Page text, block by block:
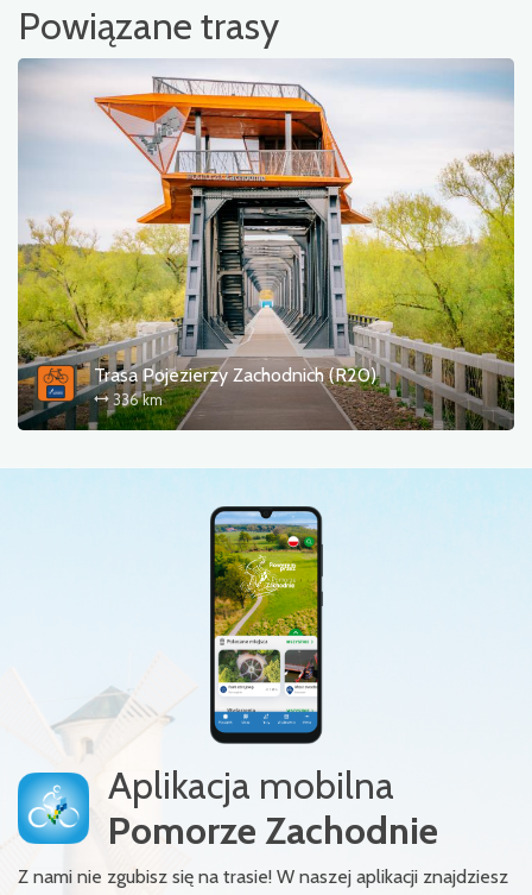
Powiązane trasy
Trasa Pojezierzy Zachodnich (R20)
336 km
Aplikacja mobilna
Pomorze Zachodnie
Z nami nie zgubisz się na trasie! W naszej aplikacji znajdziesz